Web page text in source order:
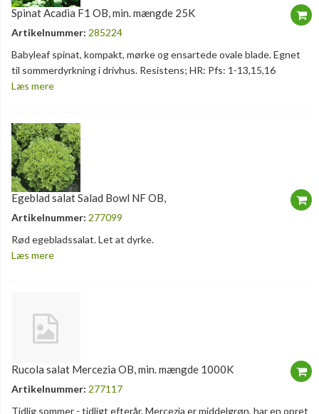
Spinat Acadia F1 OB, min. mængde 25K
Artikelnummer: 285224
Babyleaf spinat, kompakt, mørke og ensartede ovale blade. Egnet
til sommerdyrkning i drivhus. Resistens; HR: Pfs: 1-13,15,16
Læs mere
Egeblad salat Salad Bowl NF OB,
Artikelnummer: 277099
Rød egebladssalat. Let at dyrke.
Læs mere
Rucola salat Mercezia OB, min. mængde 1000K
Artikelnummer: 277117
Tidlig sommer - tidligt efterår. Mercezia er middelgrøn, har en opret